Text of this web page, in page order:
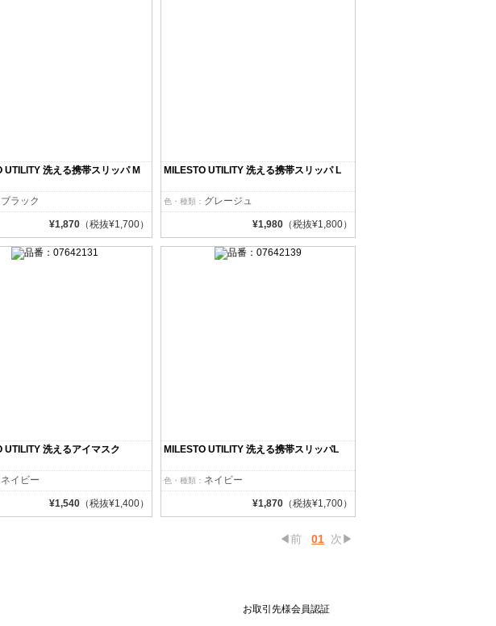
UTILITY 洗える携帯スリッパ M
ブラック
¥1,870 （税抜¥1,700）
MILESTO UTILITY 洗える携帯スリッパ L
色・種類： グレージュ
¥1,980 （税抜¥1,800）
UTILITY 洗えるアイマスク
ネイビー
¥1,540 （税抜¥1,400）
MILESTO UTILITY 洗える携帯スリッパL
色・種類： ネイビー
¥1,870 （税抜¥1,700）
◀前 01 次▶
お取引先様会員認証